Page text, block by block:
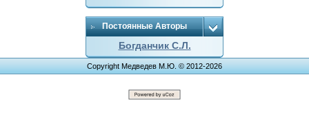
Постоянные Авторы
Богданчик С.Л.
Copyright Медведев М.Ю. © 2012-2026